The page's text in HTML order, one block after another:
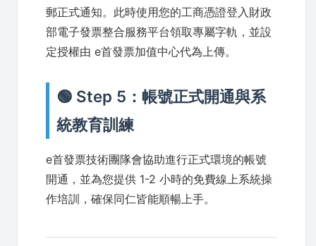
郵正式通知。此時使用您的工商憑證登入財政
部電子發票整合服務平台領取專屬字軌，並設
定授權由 e首發票加值中心代為上傳。
🟢 Step 5：帳號正式開通與系
統教育訓練
e首發票技術團隊會協助進行正式環境的帳號
開通，並為您提供 1-2 小時的免費線上系統操
作培訓，確保同仁皆能順暢上手。